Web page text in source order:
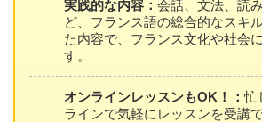
実践的な内容：会話、文法、読
ど、フランス語の総合的なスキ
た内容で、フランス文化や社会
す。
オンラインレッスンもOK！：忙
ラインで気軽にレッスンを受講で